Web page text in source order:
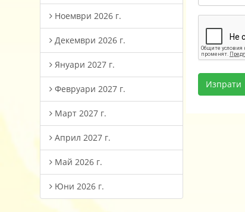
Ноември 2026 г.
Декември 2026 г.
Януари 2027 г.
Февруари 2027 г.
Март 2027 г.
Април 2027 г.
Май 2026 г.
Юни 2026 г.